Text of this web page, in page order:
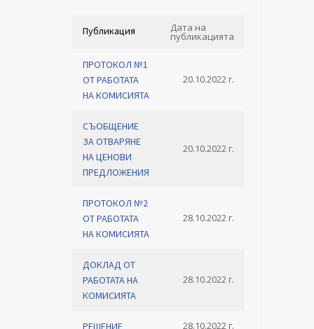
Публикация Дата на
публикацията
ПРОТОКОЛ №1
ОТ РАБОТАТА
НА КОМИСИЯТА
20.10.2022 г.
СЪОБЩЕНИЕ
ЗА ОТВАРЯНЕ
НА ЦЕНОВИ
ПРЕДЛОЖЕНИЯ
20.10.2022 г.
ПРОТОКОЛ №2
ОТ РАБОТАТА
НА КОМИСИЯТА
28.10.2022 г.
ДОКЛАД ОТ
РАБОТАТА НА
КОМИСИЯТА
28.10.2022 г.
РЕШЕНИЕ 28.10.2022 г.